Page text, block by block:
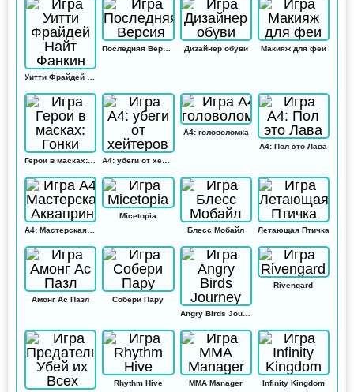
Дизайнер обуви Макияж для феи
А4: головоломка
А4: Пол это Лава
Micetopia
Блесс Мобайл
Летающая Птичка
Амонг Ас Пазл
Собери Пару
Angry Birds Journey
Rivengard
Rhythm Hive MMA Manager Infinity Kingdom